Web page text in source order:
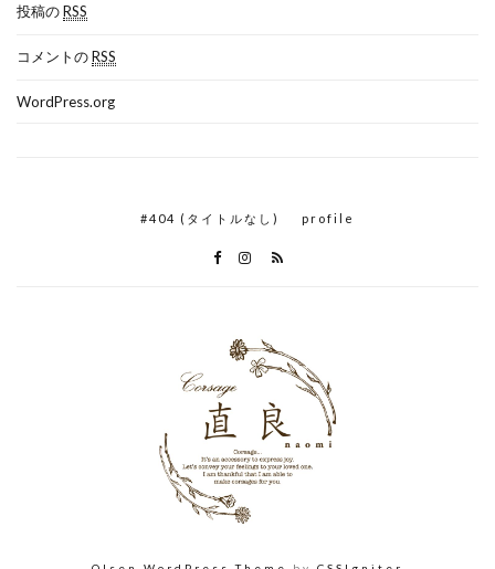
投稿のRSS
コメントのRSS
WordPress.org
#404 (タイトルなし) profile